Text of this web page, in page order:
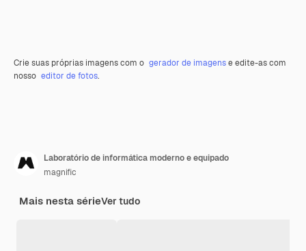
Crie suas próprias imagens com o gerador de imagense edite-as com
nosso editor de fotos.
Laboratório de informática moderno e equipado
magnific
Mais nesta sérieVer tudo